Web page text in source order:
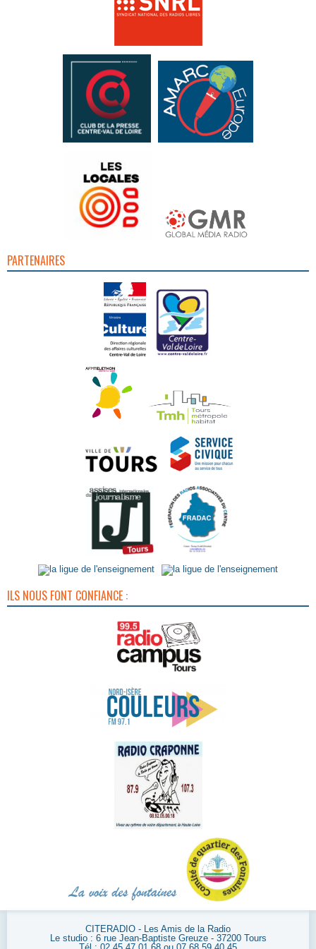
PARTENAIRES
ILS NOUS FONT CONFIANCE :
CITERADIO - Les Amis de la Radio
Le studio : 6 rue Jean-Baptiste Greuze - 37200 Tours